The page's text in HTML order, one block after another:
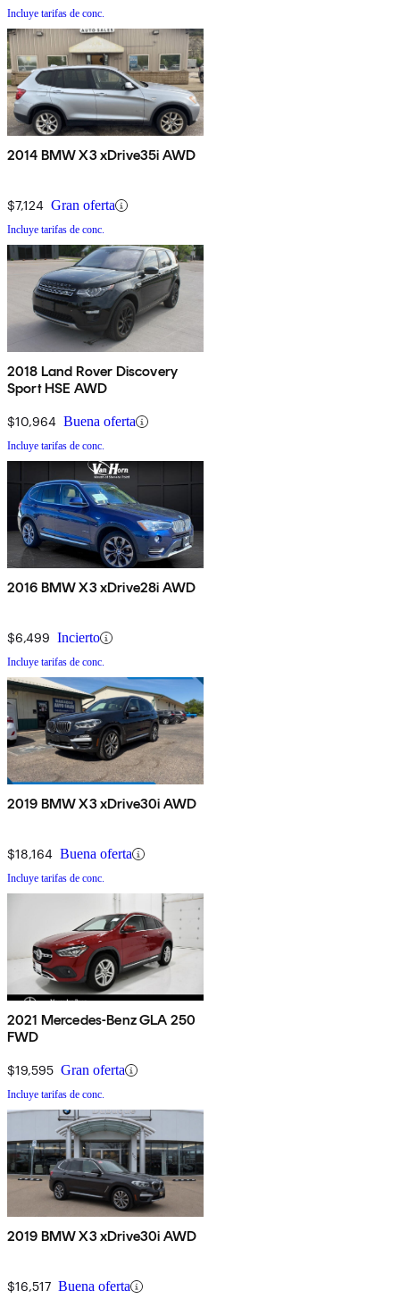
Incluye tarifas de conc.
2014 BMW X3 xDrive35i AWD
$7,124 Gran oferta
Incluye tarifas de conc.
2018 Land Rover Discovery
Sport HSE AWD
$10,964 Buena oferta
Incluye tarifas de conc.
2016 BMW X3 xDrive28i AWD
$6,499 Incierto
Incluye tarifas de conc.
2019 BMW X3 xDrive30i AWD
$18,164 Buena oferta
Incluye tarifas de conc.
2021 Mercedes-Benz GLA 250
FWD
$19,595 Gran oferta
Incluye tarifas de conc.
2019 BMW X3 xDrive30i AWD
$16,517 Buena oferta